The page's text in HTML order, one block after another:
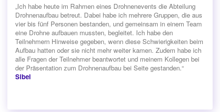
„Ich habe heute im Rahmen eines Drohnenevents die Abteilung
Drohnenaufbau betreut. Dabei habe ich mehrere Gruppen, die aus
vier bis fünf Personen bestanden, und gemeinsam in einem Team
eine Drohne aufbauen mussten, begleitet. Ich habe den
Teilnehmern Hinweise gegeben, wenn diese Schwierigkeiten beim
Aufbau hatten oder sie nicht mehr weiter kamen. Zudem habe ich
alle Fragen der Teilnehmer beantwortet und meinem Kollegen bei
der Präsentation zum Drohnenaufbau bei Seite gestanden.“
Sibel